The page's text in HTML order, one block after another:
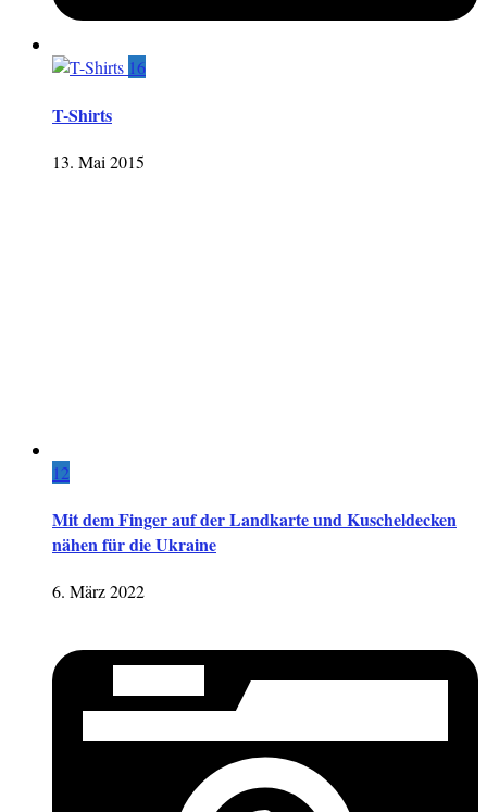
16
T-Shirts
13. Mai 2015
12
Mit dem Finger auf der Landkarte und Kuscheldecken
nähen für die Ukraine
6. März 2022